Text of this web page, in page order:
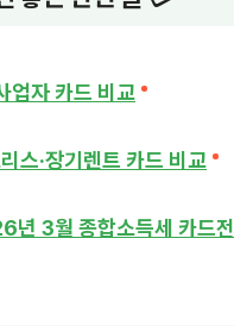
업자 카드 비교
스·장기렌트 카드 비교
년 3월 종합소득세 카드